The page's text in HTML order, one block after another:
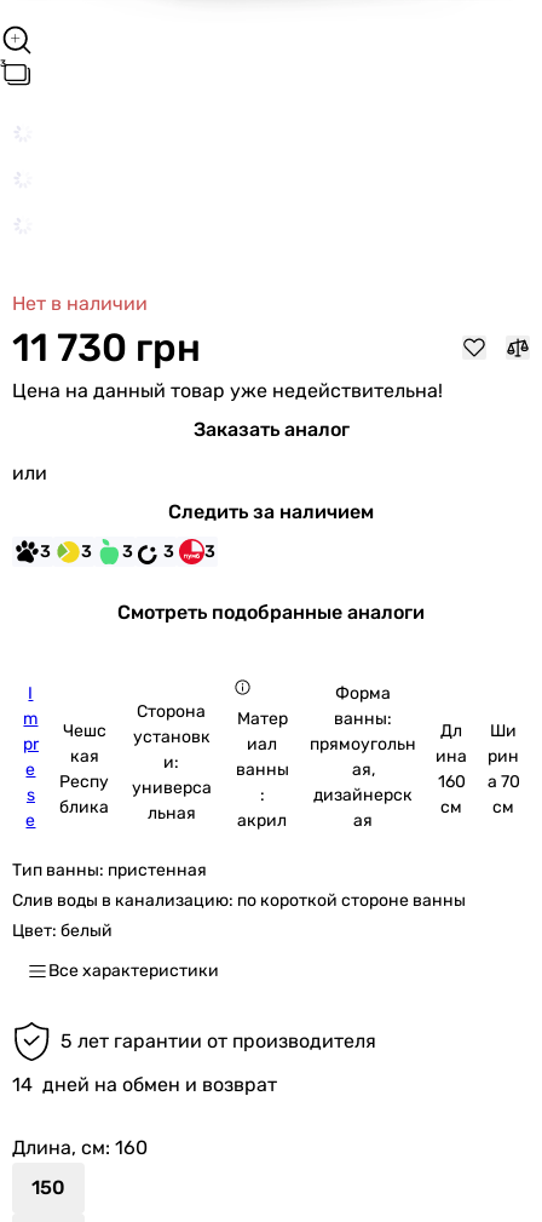
Нет в наличии
11 730 грн
Цена на данный товар уже недействительна!
Заказать аналог
или
Следить за наличием
3 3 3 3 3
Смотреть подобранные аналоги
I
m
pr
e
s
e
Чешс
кая
Респу
блика
Сторона
установк
и:
универса
льная
Матер
иал
ванны
:
акрил
Форма
ванны:
прямоугольн
ая,
дизайнерск
ая
Дл
ина
160
см
Ши
рин
а 70
см
Тип ванны: пристенная
Слив воды в канализацию: по короткой стороне ванны
Цвет: белый
Все характеристики
5 лет гарантии от производителя
14 дней на обмен и возврат
Длина, см: 160
150